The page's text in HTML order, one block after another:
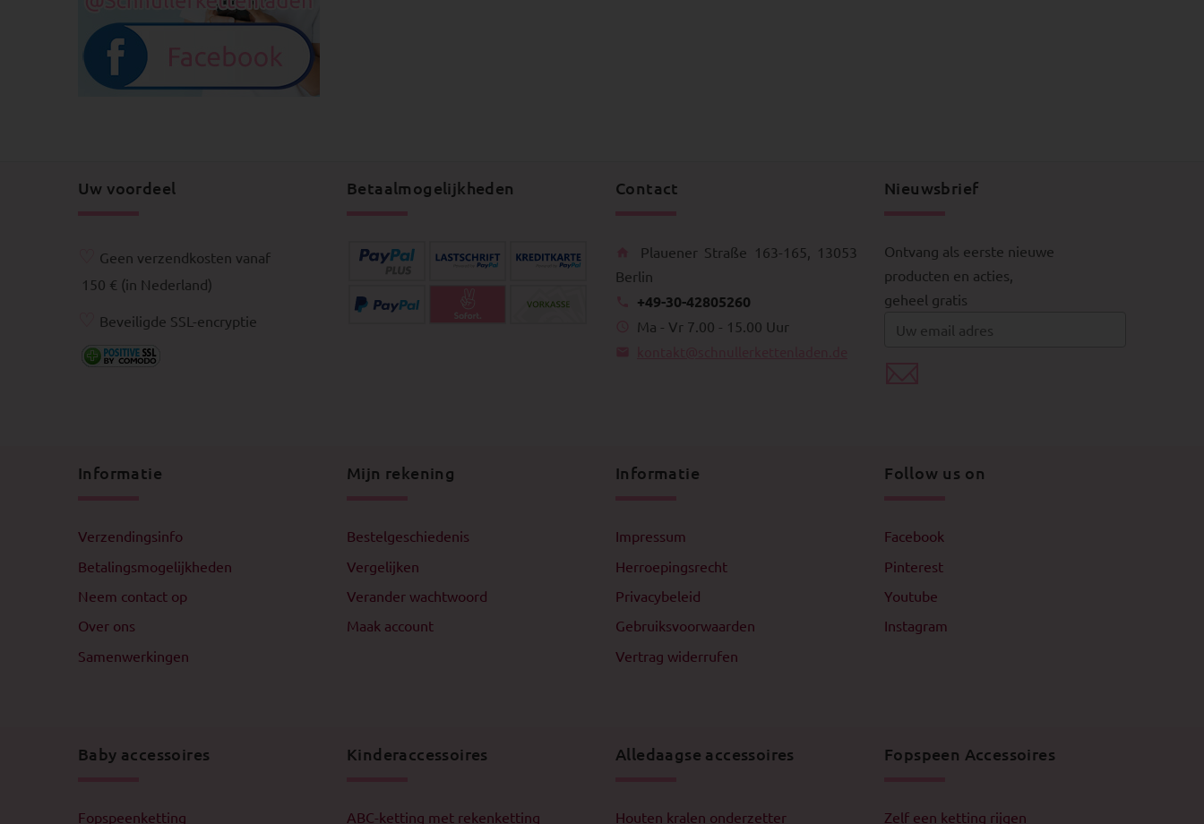
Uw voordeel
Geen verzendkosten vanaf
150 € (in Nederland)
Beveiligde SSL-encryptie
Betaalmogelijkheden Contact
Plauener Straße 163-165, 13053
Berlin
+49-30-42805260
Ma - Vr 7.00 - 15.00 Uur
Nieuwsbrief
Ontvang als eerste nieuwe
producten en acties,
geheel gratis
Informatie
Verzendingsinfo
Betalingsmogelijkheden
Neem contact op
Over ons
Samenwerkingen
Mijn rekening
Bestelgeschiedenis
Vergelijken
Verander wachtwoord
Maak account
Informatie
Impressum
Herroepingsrecht
Privacybeleid
Gebruiksvoorwaarden
Vertrag widerrufen
Follow us on
Facebook
Pinterest
Youtube
Instagram
Baby accessoires
Fopspeenketting
Kinderaccessoires
ABC-ketting met rekenketting
Alledaagse accessoires
Houten kralen onderzetter
Fopspeen Accessoires
Zelf een ketting rijgen